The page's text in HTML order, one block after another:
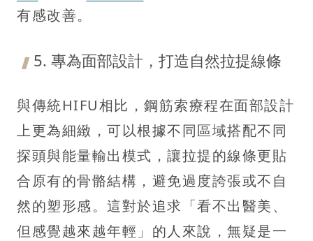
有感改善。
5. 專為面部設計，打造自然拉提線條
與傳統HIFU相比，鋼筋索療程在面部設計
上更為細緻，可以根據不同區域搭配不同
探頭與能量輸出模式，讓拉提的線條更貼
合原有的骨骼結構，避免過度誇張或不自
然的塑形感。這對於追求「看不出醫美、
但感覺越來越年輕」的人來說，無疑是一